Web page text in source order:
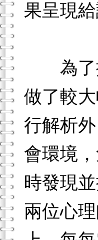
果呈現
為了提
做了較
行解析
會環境
時發現
兩位心